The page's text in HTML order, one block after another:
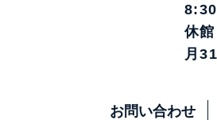
休
月
お問い合わせ